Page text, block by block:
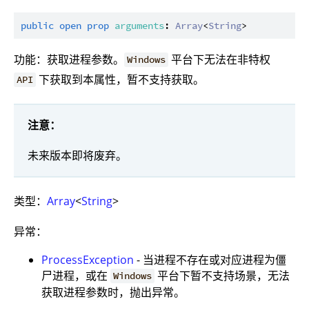
public open prop arguments: Array<String
功能：获取进程参数。 Windows 平台下无法在非特权
API 下获取到本属性，暂不支持获取。
注意：
未来版本即将废弃。
类型： Array<String>
异常：
ProcessException - 当进程不存在或对应进程为僵
尸进程，或在 Windows 平台下暂不支持场景，无法
获取进程参数时，抛出异常。